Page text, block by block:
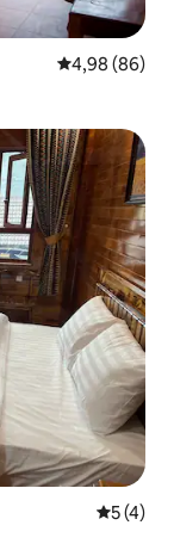
Évaluation
4,98 (86)
5 (4)